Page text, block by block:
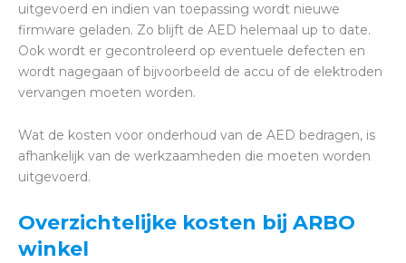
uitgevoerd en indien van toepassing wordt nieuwe
firmware geladen. Zo blijft de AED helemaal up to date.
Ook wordt er gecontroleerd op eventuele defecten en
wordt nagegaan of bijvoorbeeld de accu of de elektroden
vervangen moeten worden.
Wat de kosten voor onderhoud van de AED bedragen, is
afhankelijk van de werkzaamheden die moeten worden
uitgevoerd.
Overzichtelijke kosten bij ARBO
winkel